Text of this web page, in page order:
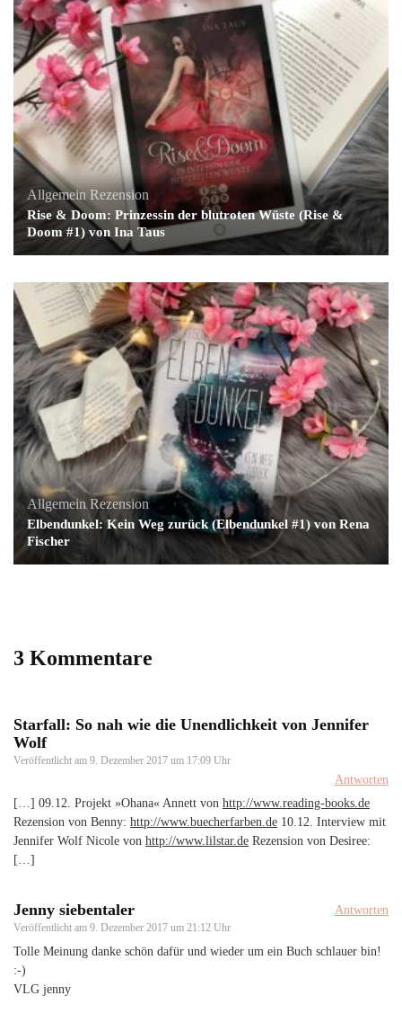
Allgemein Rezension
Rise & Doom: Prinzessin der blutroten Wüste (Rise &
Doom #1) von Ina Taus
Allgemein Rezension
Elbendunkel: Kein Weg zurück (Elbendunkel #1) von Rena
Fischer
3 Kommentare
Starfall: So nah wie die Unendlichkeit von Jennifer
Wolf
Veröffentlicht am 9. Dezember 2017 um 17:09 Uhr
Antworten
[…] 09.12. Projekt »Ohana« Annett von http://www.reading-books.de
Rezension von Benny: http://www.buecherfarben.de 10.12. Interview mit
Jennifer Wolf Nicole von http://www.lilstar.de Rezension von Desiree:
[…]
Jenny siebentaler
Veröffentlicht am 9. Dezember 2017 um 21:12 Uhr
Antworten
Tolle Meinung danke schön dafür und wieder um ein Buch schlauer bin!
:-)
VLG jenny